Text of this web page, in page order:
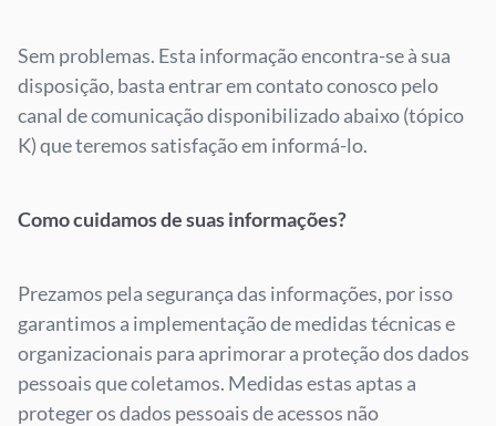
Sem problemas. Esta informação encontra-se à sua
disposição, basta entrar em contato conosco pelo
canal de comunicação disponibilizado abaixo (tópico
K) que teremos satisfação em informá-lo.
Como cuidamos de suas informações?
Prezamos pela segurança das informações, por isso
garantimos a implementação de medidas técnicas e
organizacionais para aprimorar a proteção dos dados
pessoais que coletamos. Medidas estas aptas a
proteger os dados pessoais de acessos não